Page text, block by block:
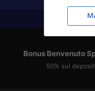
Mostra
Bonus Benvenuto
50% sul